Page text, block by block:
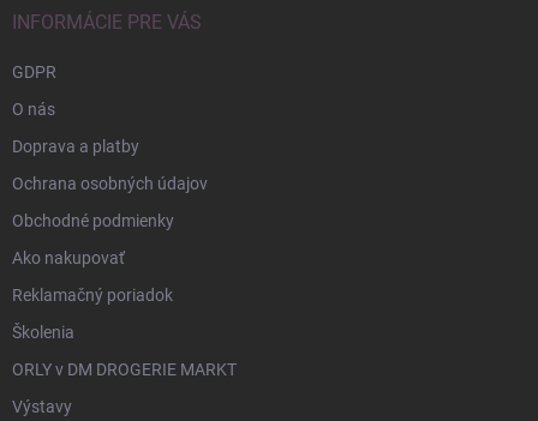
INFORMÁCIE PRE VÁS
GDPR
O nás
Doprava a platby
Ochrana osobných údajov
Obchodné podmienky
Ako nakupovať
Reklamačný poriadok
Školenia
ORLY v DM DROGERIE MARKT
Výstavy